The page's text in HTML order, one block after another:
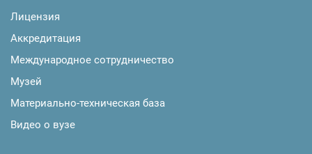
Лицензия
Аккредитация
Международное сотрудничество
Музей
Материально-техническая база
Видео о вузе